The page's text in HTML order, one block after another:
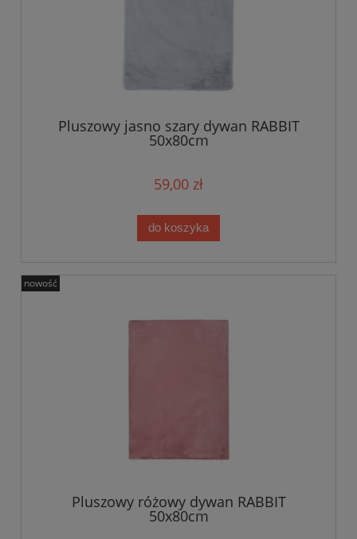
Pluszowy jasno szary dywan RABBIT
50x80cm
59,00 zł
do koszyka
Pluszowy różowy dywan RABBIT
50x80cm
nowość